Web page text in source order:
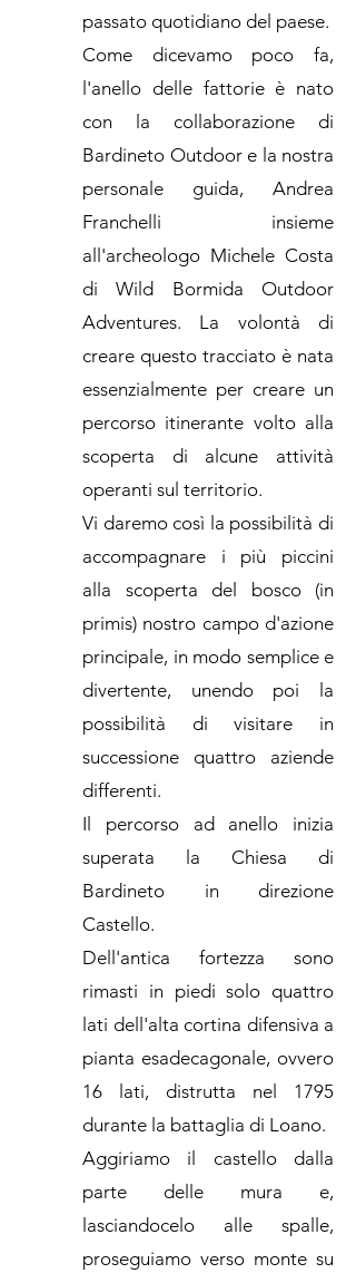
passato quotidiano del paese.
Come dicevamo poco fa,
l'anello delle fattorie è nato
con la collaborazione di
Bardineto Outdoor e la nostra
personale guida, Andrea
Franchelli insieme
all'archeologo Michele Costa
di Wild Bormida Outdoor
Adventures. La volontà di
creare questo tracciato è nata
essenzialmente per creare un
percorso itinerante volto alla
scoperta di alcune attività
operanti sul territorio.
Vi daremo così la possibilità di
accompagnare i più piccini
alla scoperta del bosco (in
primis) nostro campo d'azione
principale, in modo semplice e
divertente, unendo poi la
possibilità di visitare in
successione quattro aziende
differenti.
Il percorso ad anello inizia
superata la Chiesa di
Bardineto in direzione
Castello.
Dell'antica fortezza sono
rimasti in piedi solo quattro
lati dell'alta cortina difensiva a
pianta esadecagonale, ovvero
16 lati, distrutta nel 1795
durante la battaglia di Loano.
Aggiriamo il castello dalla
parte delle mura e,
lasciandocelo alle spalle,
proseguiamo verso monte su